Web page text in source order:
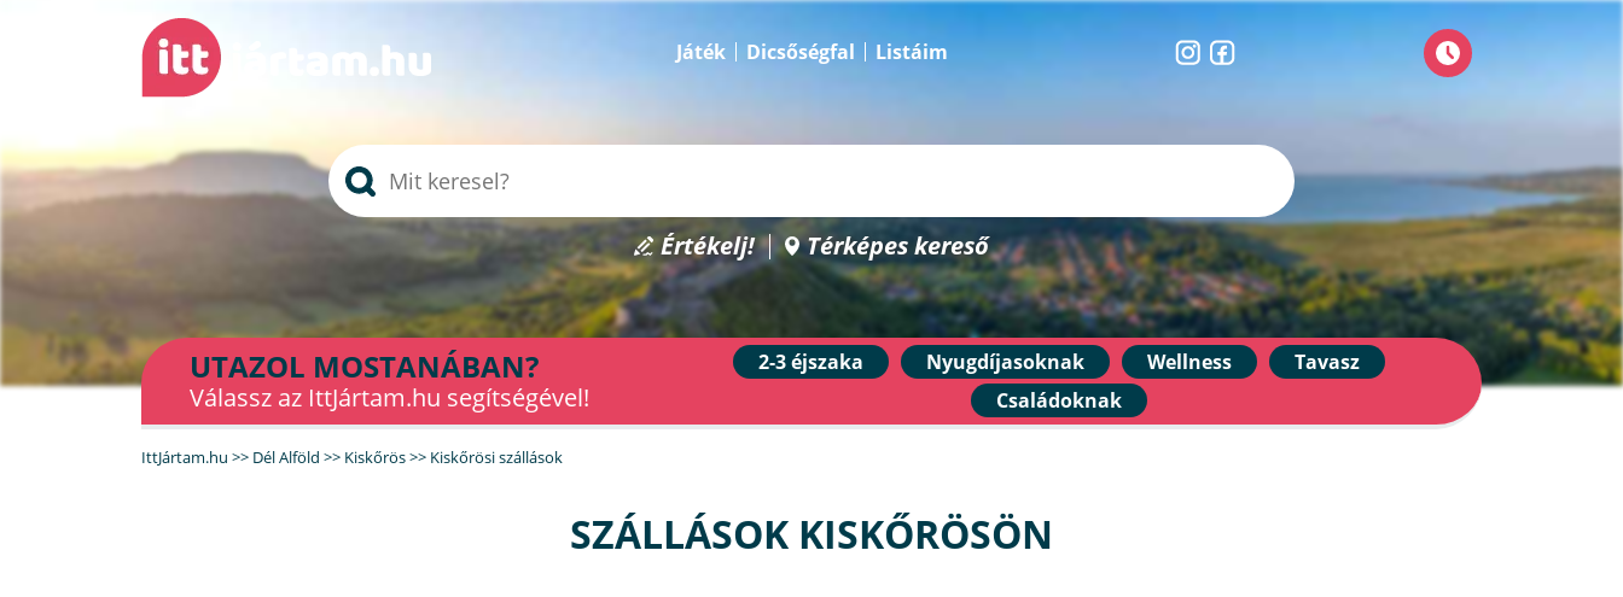
Játék Dicsőségfal Listáim
Értékelj! Térképes kereső
UTAZOL MOSTANÁBAN?
Válassz az IttJártam.hu segítségével!
2-3 éjszaka Nyugdíjasoknak Wellness
Tavasz
Családoknak
IttJártam.hu >> Dél Alföld >> Kiskőrös>> Kiskőrösi szállások
SZÁLLÁSOK KISKŐRÖSÖN